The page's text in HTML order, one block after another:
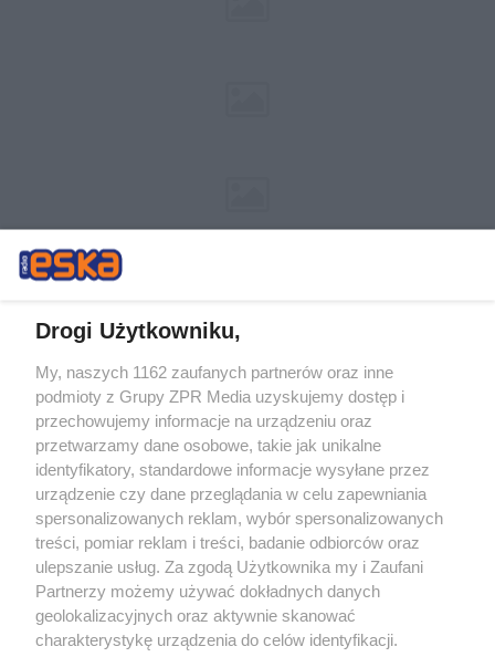
Żaden utwór zamieszczony w serwisie nie może być powielany i
rozpowszechniany lub dalej rozpowszechniany w jakikolwiek sposób (w
tym także elektroniczny lub mechaniczny) na jakimkolwiek polu
eksploatacji w jakiejkolwiek formie, włącznie z umieszczaniem w
Internecie bez pisemnej zgody właściciela praw. Jakiekolwiek użycie lub
wykorzystanie utworów w całości lub w części z naruszeniem prawa,
tzn. bez właściwej zgody, jest zabronione pod groźbą kary i może być
ścigane prawnie.
Drogi Użytkowniku,
My, naszych 1162 zaufanych partnerów oraz inne
podmioty z Grupy ZPR Media uzyskujemy dostęp i
przechowujemy informacje na urządzeniu oraz
przetwarzamy dane osobowe, takie jak unikalne
identyfikatory, standardowe informacje wysyłane przez
urządzenie czy dane przeglądania w celu zapewniania
spersonalizowanych reklam, wybór spersonalizowanych
treści, pomiar reklam i treści, badanie odbiorców oraz
ulepszanie usług. Za zgodą Użytkownika my i Zaufani
Partnerzy możemy używać dokładnych danych
geolokalizacyjnych oraz aktywnie skanować
charakterystykę urządzenia do celów identyfikacji.